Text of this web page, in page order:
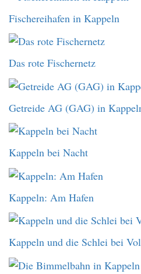
Fischereihafen in Kappeln
Das rote Fischernetz
Getreide AG (GAG) in
Kappeln bei Nacht
Kappeln: Am Hafen
Kappeln und die Schlei bei